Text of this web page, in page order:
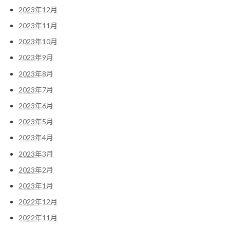
2023年12月
2023年11月
2023年10月
2023年9月
2023年8月
2023年7月
2023年6月
2023年5月
2023年4月
2023年3月
2023年2月
2023年1月
2022年12月
2022年11月